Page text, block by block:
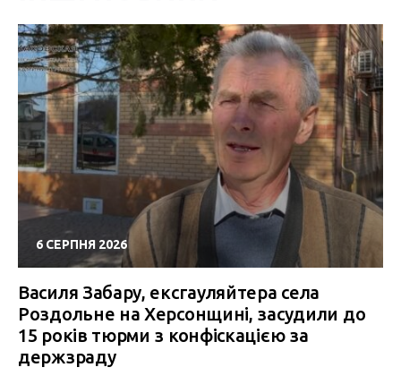
6 СЕРПНЯ 2026
Василя Забару, ексгауляйтера села
Роздольне на Херсонщині, засудили до
15 років тюрми з конфіскацією за
держзраду